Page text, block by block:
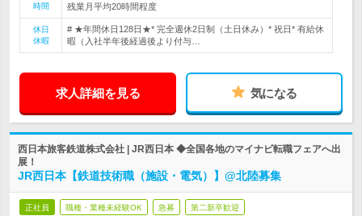
時間
残業月平均20時間程度
休日
休暇
# ★年間休日128日★* 完全週休2日制（土日休み）* 祝日* 有給休
暇（入社半年後経過後より付与…
求人詳細を見る 気になる
西日本旅客鉄道株式会社 | JR西日本 ◆全国各地のマイナビ転職フェアへ出
展！
JR西日本【鉄道技術職（施設・電気）】@北陸募集
正社員 職種・業種未経験OK 急募 第二新卒歓迎